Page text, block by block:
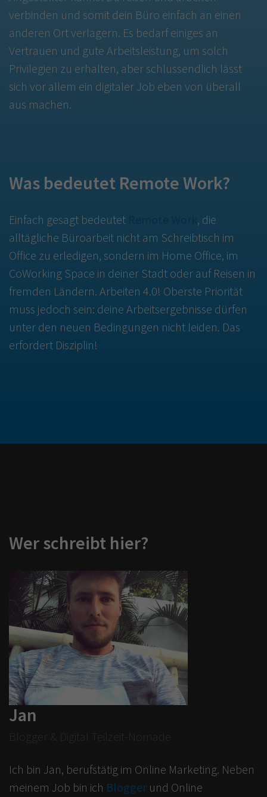
verbinden und somit dein Büro einfach an einen
anderen Ort verlagern. Es bedarf einiges an
Vertrauen und gute Arbeitsleistung, um solch
Privilegien zu erhalten, aber schlussendlich lässt
sich vor allem ein digitaler Job eben von überall
aus machen.
Was bedeutet Remote Work?
Einfach gesagt bedeutet
, die
alltägliche Büroarbeit nicht am Schreibtisch im
Office zu erledigen, sondern im Home Office, im
CoWorking Space in deiner Stadt oder auf Reisen in
fremden Ländern. Arbeiten 4.0! Oberste Priorität
muss jedoch sein: deine Arbeitsergebnisse dürfen
unter den neuen Bedingungen nicht leiden. Das
erfordert Disziplin!
Wer schreibt hier?
Jan
Blogger & Digital Teilzeit-Nomade
Ich bin Jan, berufstätig im Online Marketing. Neben
meinem Job bin ich Blogger und Online